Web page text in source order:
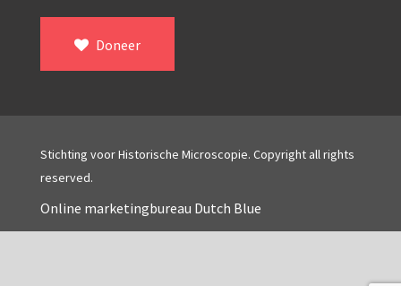
Winkel, statief BTC (1955-1957)
Meopta, ‘veld’microscoop (1965-1980)
Doneer
Stichting voor Historische Microscopie. Copyright all rights
reserved.
Online marketingbureau Dutch Blue